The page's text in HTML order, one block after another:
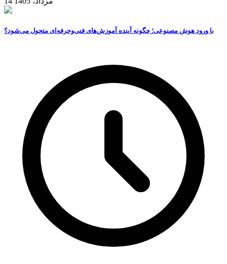
با ورود هوش مصنوعی؛ چگونه آینده آموزش‌های فنی‌وحرفه‌ای متحول می‌شود؟